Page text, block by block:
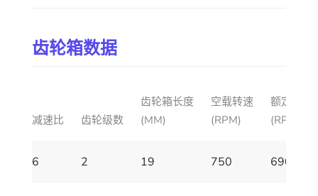
齿轮箱数据
减速比 齿轮级数
齿轮箱长度
(MM)
空载转速
(RPM)
额定转速
(RPM)
6 2 19 750 690